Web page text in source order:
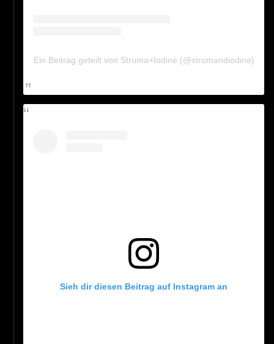
Ein Beitrag geteilt von Struma+Iodine (@strumandiodine)
Sieh dir diesen Beitrag auf Instagram an